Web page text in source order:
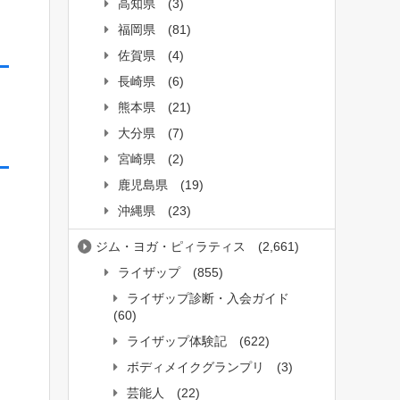
高知県
(3)
福岡県
(81)
佐賀県
(4)
長崎県
(6)
熊本県
(21)
大分県
(7)
宮崎県
(2)
鹿児島県
(19)
沖縄県
(23)
ジム・ヨガ・ピィラティス
(2,661)
ライザップ
(855)
ライザップ診断・入会ガイド
(60)
ライザップ体験記
(622)
ボディメイクグランプリ
(3)
芸能人
(22)